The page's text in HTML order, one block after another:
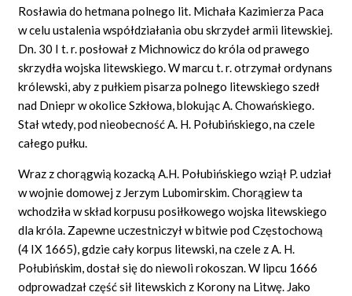
Rosławia do hetmana polnego lit. Michała Kazimierza Paca
w celu ustalenia współdziałania obu skrzydeł armii litewskiej.
Dn. 30 I t. r. posłował z Michnowicz do króla od prawego
skrzydła wojska litewskiego. W marcu t. r. otrzymał ordynans
królewski, aby z pułkiem pisarza polnego litewskiego szedł
nad Dniepr w okolice Szkłowa, blokując A. Chowańskiego.
Stał wtedy, pod nieobecność A. H. Połubińskiego, na czele
całego pułku.
Wraz z chorągwią kozacką A.H. Połubińskiego wziął P. udział
w wojnie domowej z Jerzym Lubomirskim. Chorągiew ta
wchodziła w skład korpusu posiłkowego wojska litewskiego
dla króla. Zapewne uczestniczył w bitwie pod Częstochową
(4 IX 1665), gdzie cały korpus litewski, na czele z A. H.
Połubińskim, dostał się do niewoli rokoszan. W lipcu 1666
odprowadzał część sił litewskich z Korony na Litwę. Jako